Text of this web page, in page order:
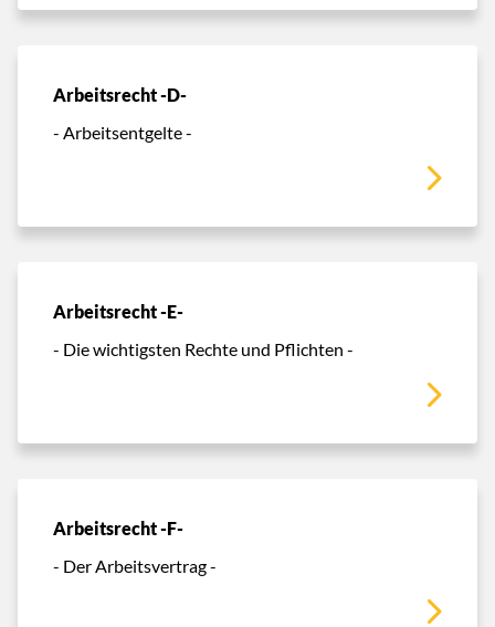
Arbeitsrecht -D-
- Arbeitsentgelte -
Arbeitsrecht -E-
- Die wichtigsten Rechte und Pflichten -
Arbeitsrecht -F-
- Der Arbeitsvertrag -